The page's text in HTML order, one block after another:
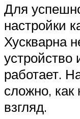
Для
настройки
Хускварна
устройство
работает.
сложно, как
взгляд.